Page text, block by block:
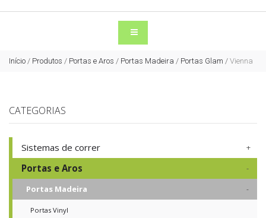
Início / Produtos / Portas e Aros / Portas Madeira / Portas Glam / Vienna
CATEGORIAS
Sistemas de correr
Portas e Aros
Portas Madeira
Portas Vinyl